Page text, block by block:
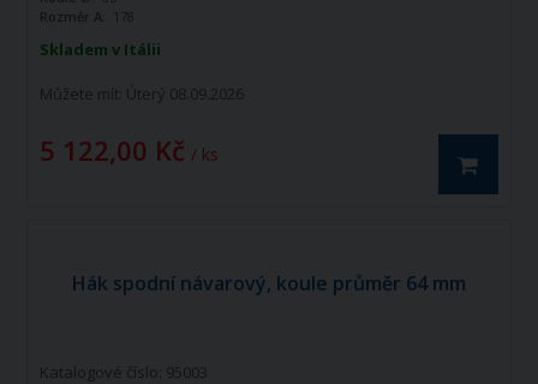
Skladem v Itálii
Můžete mít: Úterý 08.09.2026
5 122,00 Kč / ks
Rozměr A:
178
Hák spodní návarový, koule průměr 64 mm
Katalogové číslo: 95003